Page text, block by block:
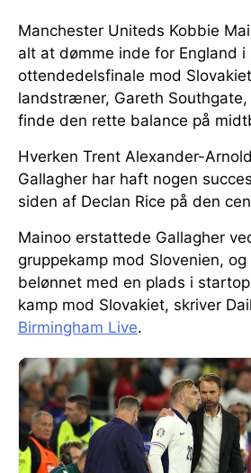
Manchester Uniteds Kobbie
alt at dømme inde for England i
ottendedelsfinale mod
landstræner, Gareth
finde den rette balance på
Hverken Trent Alexander-
Gallagher har haft nogen
siden af Declan Rice på den
Mainoo erstattede Gallagher
gruppekamp mod Slovenien,
belønnet med en plads i
kamp mod Slovakiet, skriver
Birmingham Live.